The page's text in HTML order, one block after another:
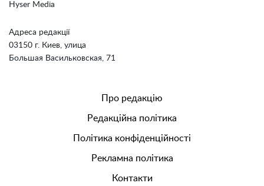
Hyser Media
Адреса редакції
03150 г. Киев, улица
Большая Васильковская, 71
Про редакцію
Редакційна політика
Політика конфіденційності
Рекламна політика
Контакти